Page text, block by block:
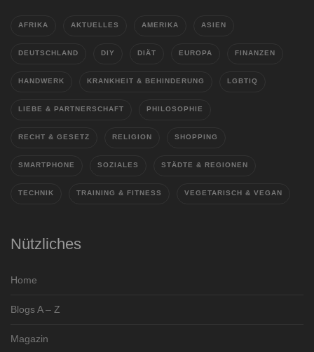
AFRIKA AKTUELLES AMERIKA ASIEN
DEUTSCHLAND DIY DIÄT EUROPA FINANZEN
HANDWERK KRANKHEIT & BEHINDERUNG LGBTIQ
LIEBE & PARTNERSCHAFT PHILOSOPHIE
RECHT & GESETZ RELIGION SHOPPING
SMARTPHONE SOZIALES STÄDTE & REGIONEN
TECHNIK TRAINING & FITNESS VEGETARISCH & VEGAN
Nützliches
Home
Blogs A – Z
Magazin